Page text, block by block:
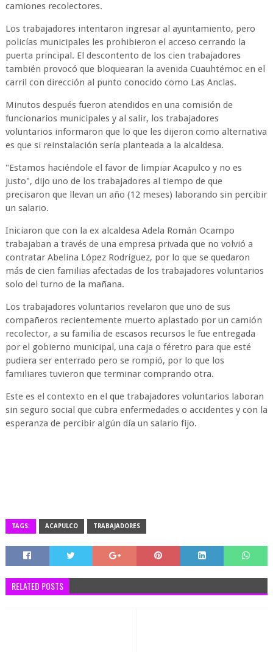
camiones recolectores.
Los trabajadores intentaron ingresar al ayuntamiento, pero
policías municipales les prohibieron el acceso cerrando la
puerta principal. El descontento de los cien trabajadores
también provocó que bloquearan la avenida Cuauhtémoc en el
carril con dirección al punto conocido como Las Anclas.
Minutos después fueron atendidos en una comisión de
funcionarios municipales y al salir, los trabajadores
voluntarios informaron que lo que les dijeron como alternativa
es que si reinstalación sería planteada a la alcaldesa.
"Estamos haciéndole el favor de limpiar Acapulco y no es
justo", dijo uno de los trabajadores al tiempo de que
precisaron que llevan un año (12 meses) laborando sin percibir
un salario.
Iniciaron que con la ex alcaldesa Adela Román Ocampo
trabajaban a través de una empresa privada que no volvió a
contratar Abelina López Rodríguez, por lo que se quedaron
más de cien familias afectadas de los trabajadores voluntarios
solo del turno de la mañana.
Los trabajadores voluntarios revelaron que uno de sus
compañeros recientemente muerto aplastado por un camión
recolector, a su familia de escasos recursos le fue entregada
por el gobierno municipal, una caja o féretro para que esté
pudiera ser enterrado pero se rompió, por lo que los
familiares tuvieron que terminar comprando otra.
Este es el contexto en el que trabajadores voluntarios laboran
sin seguro social que cubra enfermedades o accidentes y con la
esperanza de percibir algún día un salario fijo.
TAGS: ACAPULCO TRABAJADORES
RELATED POSTS